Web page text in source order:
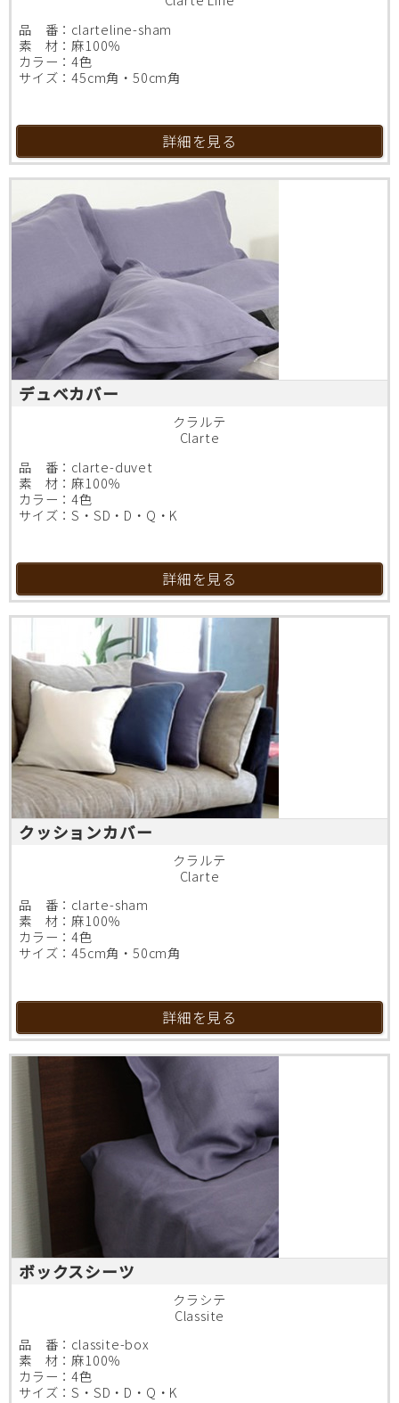
品 番：clarteline-sham
素 材：麻100％
カラー：4色
サイズ：45cm角・50cm角
詳細を見る
デュベカバー
クラルテ
Clarte
品 番：clarte-duvet
素 材：麻100％
カラー：4色
サイズ：S・SD・D・Q・K
詳細を見る
クッションカバー
クラルテ
Clarte
品 番：clarte-sham
素 材：麻100％
カラー：4色
サイズ：45cm角・50cm角
詳細を見る
ボックスシーツ
クラシテ
Classite
品 番：classite-box
素 材：麻100％
カラー：4色
サイズ：S・SD・D・Q・K